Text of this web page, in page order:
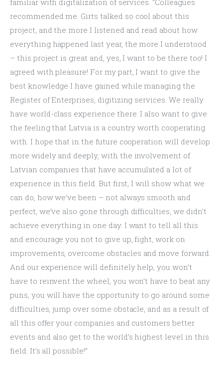
recommended me. Girts talked so cool about this
project, and the more I listened and read about how
everything happened last year, the more I understood
– this project is great and, yes, I want to be there too! I
agreed with pleasure! For my part, I want to give the
best knowledge I have gained while managing the
Register of Enterprises, digitizing services. We really
have world-class experience there. I also want to give
the feeling that Latvia is a country worth cooperating
with. I hope that in the future cooperation will develop
more widely and deeply, with the involvement of
Latvian companies that have accumulated a lot of
experience in this field. But first, I will show what we
can do, how we’ve been – not always smooth and
perfect, we’ve also gone through difficulties, we didn’t
achieve everything in one day. I want to tell all this
and encourage you not to give up, fight, work on
improvements, overcome obstacles and move forward.
And our experience will definitely help, you won’t
have to reinvent the wheel, you won’t have to beat any
puns, you will have the opportunity to go around some
difficulties, jump over some obstacle, and as a result of
all this offer your companies and customers better
events and also get to the world’s highest level in this
field. It’s all possible!”